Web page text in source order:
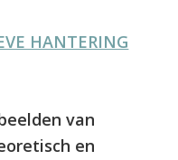
HANTERING
van
en